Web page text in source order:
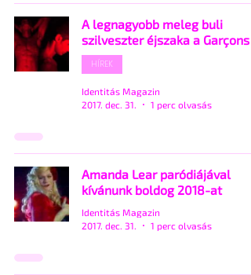
A legnagyobb meleg buli
szilveszter éjszaka a Garçons
HÍREK
Identitás Magazin
2017. dec. 31.
1 perc olvasás
Amanda Lear paródiájával
kívánunk boldog 2018-at
Identitás Magazin
2017. dec. 31.
1 perc olvasás